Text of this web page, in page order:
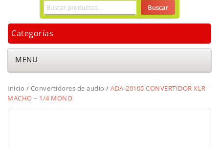
Buscar
Categorías
MENU
Inicio / Convertidores de audio / ADA-20105 CONVERTIDOR XLR
MACHO – 1/4 MONO